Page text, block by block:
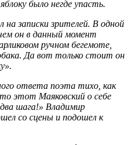
было негде упасть.
на записки зрителей. В одной
он в данный момент
ручном бегемоте,
Да вот только стоит он
ответа поэта тихо, как
этот Маяковский о себе
шага!» Владимир
со сцены и подошел к